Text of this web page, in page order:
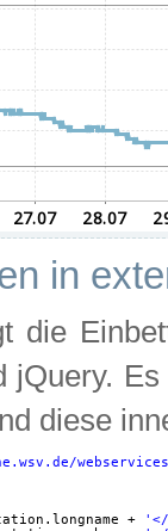
in
die
jQuery.
diese
+